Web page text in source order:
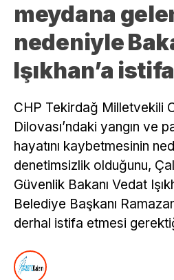
meydana
nedeniyle
Işıkhan’a
CHP Tekirdağ Milletvekili
Dilovası’ndaki yangın ve
hayatını kaybetmesinin
denetimsizlik olduğunu,
Güvenlik Bakanı Vedat
Belediye Başkanı
derhal istifa etmesi